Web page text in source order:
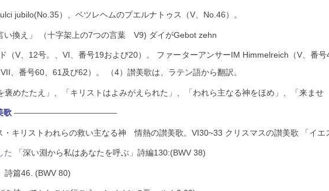
jubilo(No.35）、ベツレヘムのプエルナトゥス（V、No.46）。
い換え」 （十字架上の7つの言葉 V9) ダイがGebot zehn
（V、12号。、VI、番号19および20）。 ファーターアンサーIM Himmelreich（V、番号
、番号60、61及び62）。
（4）讃美歌は、ラテン語から翻訳。
褒めたたえ」、「キリストはよみがえられた」、「われら主なる神をほめ」、「来ま
歌 ————————————–
・キリストわれらの救い主なる神 情熱の讃美歌。VI30~33 クリスマスの讃美歌 「イ
た 「深い淵から私はあなたを呼ぶ」詩編130:(BWV 38)
詩篇46. (BWV 80)